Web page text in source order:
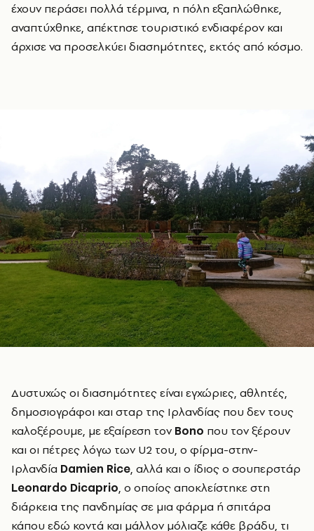
έχουν περάσει πολλά τέρμινα, η πόλη εξαπλώθηκε,
αναπτύχθηκε, απέκτησε τουριστικό ενδιαφέρον και
άρχισε να προσελκύει διασημότητες, εκτός από κόσμο.
Δυστυχώς οι διασημότητες είναι εγχώριες, αθλητές,
δημοσιογράφοι και σταρ της Ιρλανδίας που δεν τους
καλοξέρουμε, με εξαίρεση τον Bono που τον ξέρουν
και οι πέτρες λόγω των U2 του, ο φίρμα-στην-
Ιρλανδία Damien Rice, αλλά και ο ίδιος ο σουπερστάρ
Leonardo Dicaprio, ο οποίος αποκλείστηκε στη
διάρκεια της πανδημίας σε μια φάρμα ή σπιτάρα
κάπου εδώ κοντά και μάλλον μόλιαζε κάθε βράδυ, τι